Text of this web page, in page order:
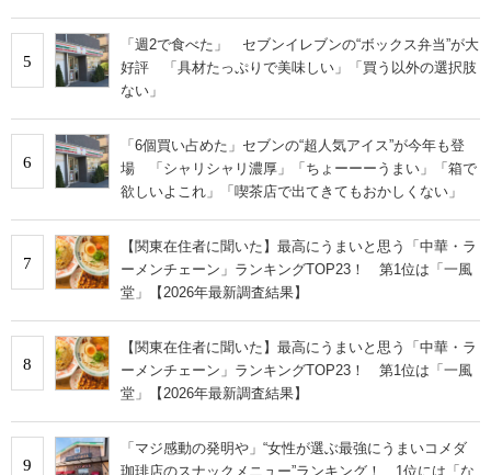
5
「週2で食べた」 セブンイレブンの“ボックス弁当”が大
好評 「具材たっぷりで美味しい」「買う以外の選択肢
ない」
6
「6個買い占めた」セブンの“超人気アイス”が今年も登
場 「シャリシャリ濃厚」「ちょーーーうまい」「箱で
欲しいよこれ」「喫茶店で出てきてもおかしくない」
7
【関東在住者に聞いた】最高にうまいと思う「中華・ラ
ーメンチェーン」ランキングTOP23！ 第1位は「一風
堂」【2026年最新調査結果】
8
【関東在住者に聞いた】最高にうまいと思う「中華・ラ
ーメンチェーン」ランキングTOP23！ 第1位は「一風
堂」【2026年最新調査結果】
9
「マジ感動の発明や」“女性が選ぶ最強にうまいコメダ
珈琲店のスナックメニュー”ランキング！ 1位には「な